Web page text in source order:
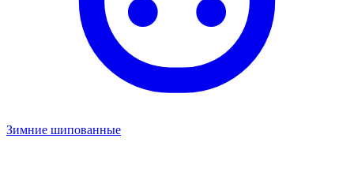
Зимние шипованные